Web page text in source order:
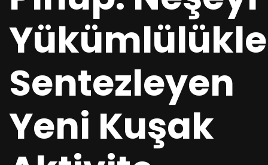
Yükümlülükle
Sentezleyen
Yeni Kuşak